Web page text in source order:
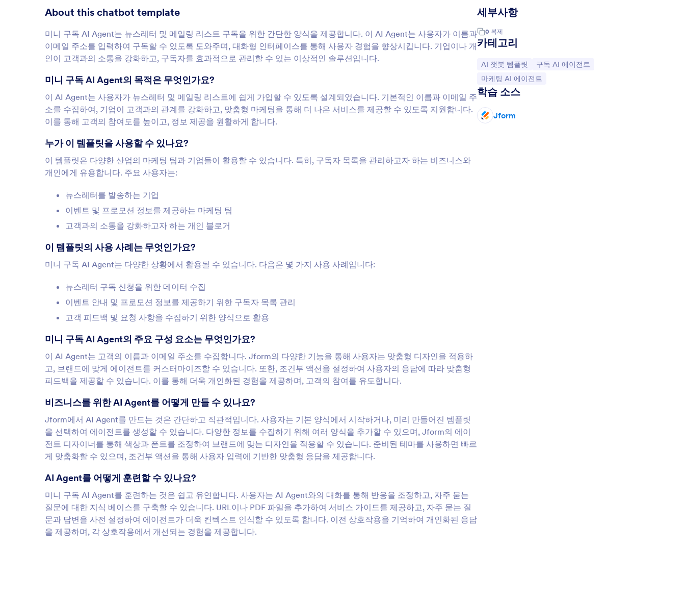
About this chatbot template
미니 구독 AI Agent는 뉴스레터 및 메일링 리스트 구독을 위한 간단한 양식을 제공합니다. 이 AI Agent는 사용자가 이름과
이메일 주소를 입력하여 구독할 수 있도록 도와주며, 대화형 인터페이스를 통해 사용자 경험을 향상시킵니다. 기업이나 개
인이 고객과의 소통을 강화하고, 구독자를 효과적으로 관리할 수 있는 이상적인 솔루션입니다.
미니 구독 AI Agent의 목적은 무엇인가요?
이 AI Agent는 사용자가 뉴스레터 및 메일링 리스트에 쉽게 가입할 수 있도록 설계되었습니다. 기본적인 이름과 이메일 주
소를 수집하여, 기업이 고객과의 관계를 강화하고, 맞춤형 마케팅을 통해 더 나은 서비스를 제공할 수 있도록 지원합니다.
이를 통해 고객의 참여도를 높이고, 정보 제공을 원활하게 합니다.
누가 이 템플릿을 사용할 수 있나요?
이 템플릿은 다양한 산업의 마케팅 팀과 기업들이 활용할 수 있습니다. 특히, 구독자 목록을 관리하고자 하는 비즈니스와
개인에게 유용합니다. 주요 사용자는:
뉴스레터를 발송하는 기업
이벤트 및 프로모션 정보를 제공하는 마케팅 팀
고객과의 소통을 강화하고자 하는 개인 블로거
이 템플릿의 사용 사례는 무엇인가요?
미니 구독 AI Agent는 다양한 상황에서 활용될 수 있습니다. 다음은 몇 가지 사용 사례입니다:
뉴스레터 구독 신청을 위한 데이터 수집
이벤트 안내 및 프로모션 정보를 제공하기 위한 구독자 목록 관리
고객 피드백 및 요청 사항을 수집하기 위한 양식으로 활용
미니 구독 AI Agent의 주요 구성 요소는 무엇인가요?
이 AI Agent는 고객의 이름과 이메일 주소를 수집합니다. Jform의 다양한 기능을 통해 사용자는 맞춤형 디자인을 적용하
고, 브랜드에 맞게 에이전트를 커스터마이즈할 수 있습니다. 또한, 조건부 액션을 설정하여 사용자의 응답에 따라 맞춤형
피드백을 제공할 수 있습니다. 이를 통해 더욱 개인화된 경험을 제공하며, 고객의 참여를 유도합니다.
비즈니스를 위한 AI Agent를 어떻게 만들 수 있나요?
Jform에서 AI Agent를 만드는 것은 간단하고 직관적입니다. 사용자는 기본 양식에서 시작하거나, 미리 만들어진 템플릿
을 선택하여 에이전트를 생성할 수 있습니다. 다양한 정보를 수집하기 위해 여러 양식을 추가할 수 있으며, Jform의 에이
전트 디자이너를 통해 색상과 폰트를 조정하여 브랜드에 맞는 디자인을 적용할 수 있습니다. 준비된 테마를 사용하면 빠르
게 맞춤화할 수 있으며, 조건부 액션을 통해 사용자 입력에 기반한 맞춤형 응답을 제공합니다.
AI Agent를 어떻게 훈련할 수 있나요?
미니 구독 AI Agent를 훈련하는 것은 쉽고 유연합니다. 사용자는 AI Agent와의 대화를 통해 반응을 조정하고, 자주 묻는
질문에 대한 지식 베이스를 구축할 수 있습니다. URL이나 PDF 파일을 추가하여 서비스 가이드를 제공하고, 자주 묻는 질
문과 답변을 사전 설정하여 에이전트가 더욱 컨텍스트 인식할 수 있도록 합니다. 이전 상호작용을 기억하여 개인화된 응답
을 제공하며, 각 상호작용에서 개선되는 경험을 제공합니다.
세부사항
0 복제
카테고리
카테고리로 이동:
AI 챗봇 템플릿 카테고리로 이동:
구독 AI 에이전트
카테고리로 이동:
마케팅 AI 에이전트
학습 소스
Jform